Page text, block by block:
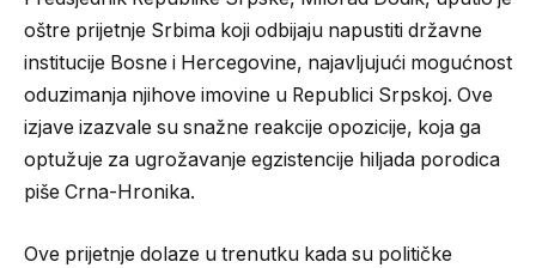
oštre prijetnje Srbima koji odbijaju napustiti državne
institucije Bosne i Hercegovine, najavljujući mogućnost
oduzimanja njihove imovine u Republici Srpskoj. Ove
izjave izazvale su snažne reakcije opozicije, koja ga
optužuje za ugrožavanje egzistencije hiljada porodica
piše Crna-Hronika.
Ove prijetnje dolaze u trenutku kada su političke